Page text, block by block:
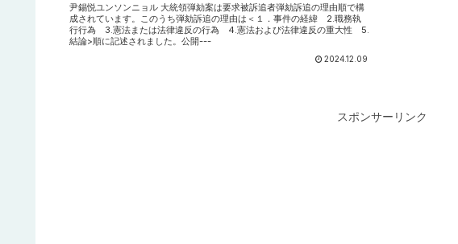
尹錫悦ユンソンニョル 大統領弾劾案は要求被訴追者弾劾訴追の理由順で構
成されています。このうち弾劾訴追の理由は＜１．事件の経緯 2.職務執
行行為 3.憲法または法律違反の行為 4.憲法および法律違反の重大性 5.
結論>順に記述されました。公開---
2024.12.09
スポンサーリンク